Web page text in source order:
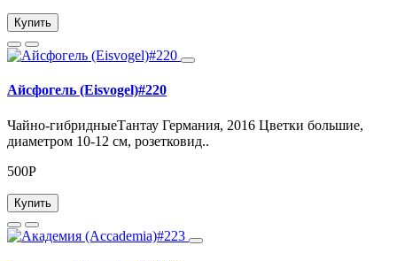
Купить
Айсфогель (Eisvogel)#220
Чайно-гибридныеТантау Германия, 2016 Цветки большие,
диаметром 10-12 см, розетковид..
500Р
Купить